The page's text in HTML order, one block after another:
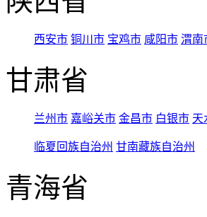
西安市 铜川市 宝鸡市 咸阳市 渭南
甘肃省
兰州市 嘉峪关市 金昌市 白银市 天
临夏回族自治州 甘南藏族自治州
青海省